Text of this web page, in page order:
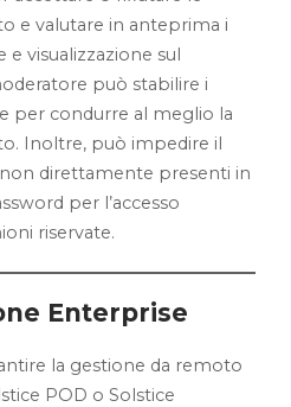
e valutare in anteprima i
visualizzazione sul
può stabilire i
per condurre al meglio la
Inoltre, può impedire il
direttamente presenti in
per l’accesso
riservate.
Enterprise
la gestione da remoto
POD o Solstice